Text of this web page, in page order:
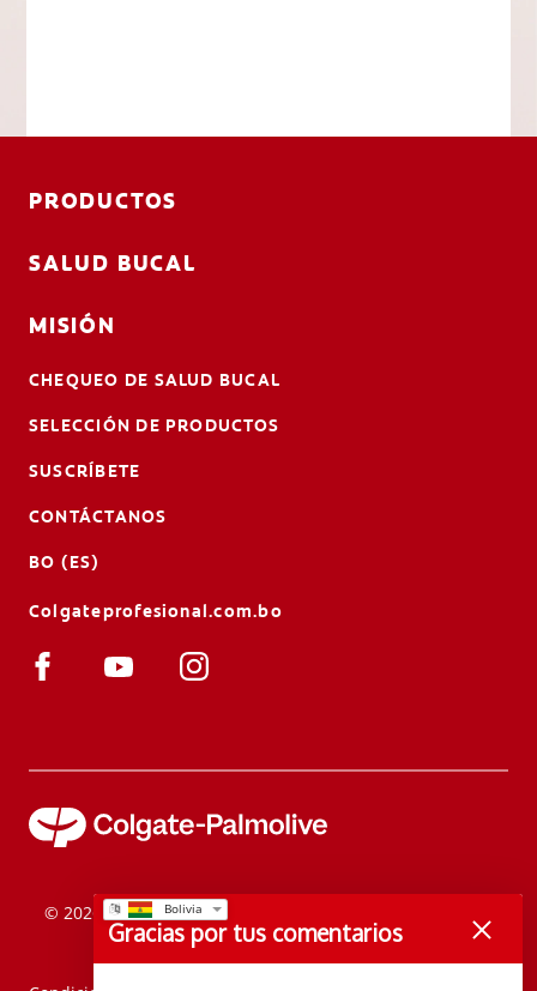
PRODUCTOS
SALUD BUCAL
MISIÓN
CHEQUEO DE SALUD BUCAL
SELECCIÓN DE PRODUCTOS
SUSCRÍBETE
CONTÁCTANOS
BO (ES)
Colgateprofesional.com.bo
© 2026 Colgate-Palmolive Company. Todos los derechos
reservados.
Gracias por tus comentarios